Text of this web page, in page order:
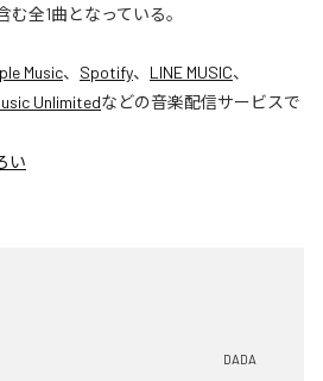
む全1曲となっている。
Music、 Spotify、 LINE MUSIC、
Unlimitedなどの音楽配信サービスで
い
DADA